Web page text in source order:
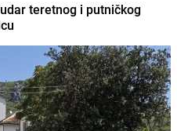
teretnog i putničkog